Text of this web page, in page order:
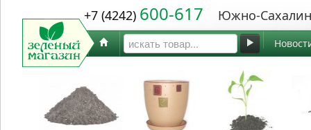
+7 (4242) 600-617 Южно-